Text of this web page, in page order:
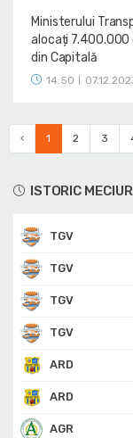
ISTORIC
TGV
TGV
TGV
TGV
ARD
ARD
AGR
Ministerului
alocați 7.400.000
din Capitală
14:50
‹ 1 2 3